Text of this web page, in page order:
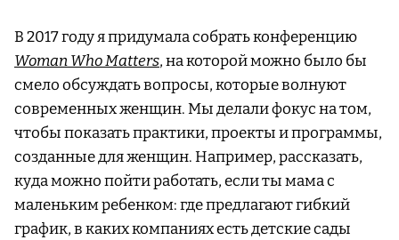
В 2017 году я придумала собрать конференцию
Woman Who Matters, на которой можно было бы
смело обсуждать вопросы, которые волнуют
современных женщин. Мы делали фокус на том,
чтобы показать практики, проекты и программы,
созданные для женщин. Например, рассказать,
куда можно пойти работать, если ты мама с
маленьким ребенком: где предлагают гибкий
график, в каких компаниях есть детские сады